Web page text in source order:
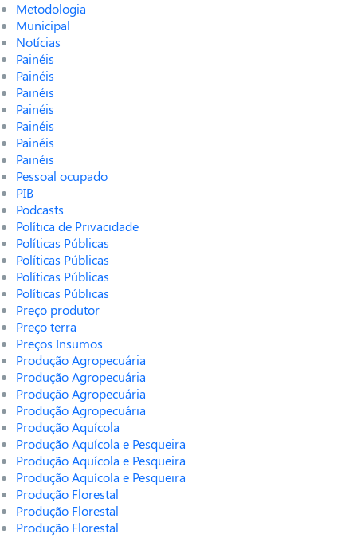
Metodologia
Municipal
Notícias
Painéis
Painéis
Painéis
Painéis
Painéis
Painéis
Painéis
Pessoal ocupado
PIB
Podcasts
Política de Privacidade
Políticas Públicas
Políticas Públicas
Políticas Públicas
Políticas Públicas
Preço produtor
Preço terra
Preços Insumos
Produção Agropecuária
Produção Agropecuária
Produção Agropecuária
Produção Agropecuária
Produção Aquícola
Produção Aquícola e Pesqueira
Produção Aquícola e Pesqueira
Produção Aquícola e Pesqueira
Produção Florestal
Produção Florestal
Produção Florestal